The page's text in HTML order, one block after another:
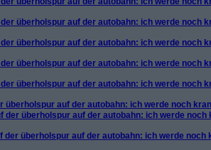
der überholspur auf der autobahn: ich werde noch
der überholspur auf der autobahn: ich werde noch
der überholspur auf der autobahn: ich werde noch
der überholspur auf der autobahn: ich werde noch
überholspur auf der autobahn: ich werde noch
der überholspur auf der autobahn: ich werde noch
der überholspur auf der autobahn: ich werde noch